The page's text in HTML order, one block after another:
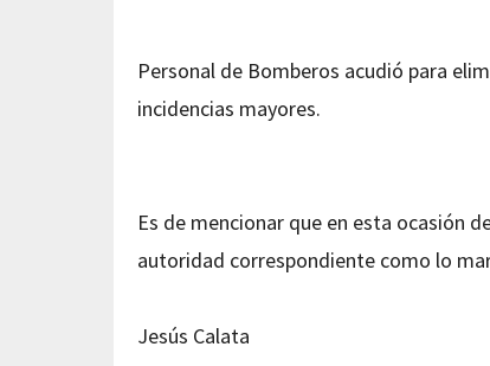
Personal de Bomberos acudió para
incidencias mayores.
Es de mencionar que en esta ocasión
autoridad correspondiente como lo
Jesús Calata